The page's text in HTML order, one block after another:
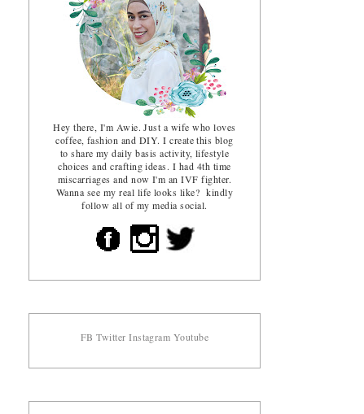
Hey there, I'm Awie. Just a wife who loves
coffee, fashion and DIY. I create this blog
to share my daily basis activity, lifestyle
choices and crafting ideas. I had 4th time
miscarriages and now I'm an IVF fighter.
Wanna see my real life looks like? kindly
follow all of my media social.
FB Twitter Instagram Youtube